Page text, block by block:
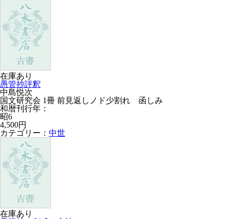
在庫あり
愚管抄評釈
中島悦次
国文研究会 1冊 前見返しノド少割れ 函しみ
和暦刊行年：
昭6
4,500円
カテゴリー： 中世
在庫あり